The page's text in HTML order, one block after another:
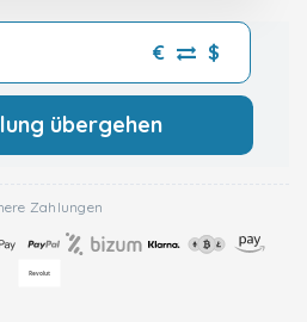
€ $
übergehen
Zahlungen